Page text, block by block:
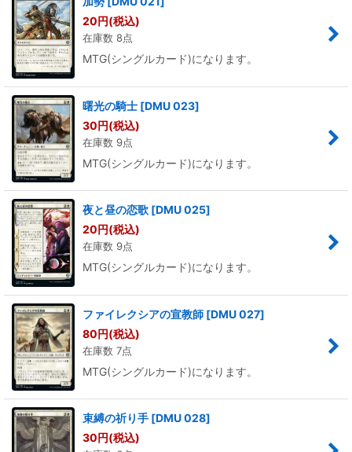
20円(税込)
在庫数 8点
MTG(シングルカード)になります。
曙光の騎士 [DMU 023]
30円(税込)
在庫数 9点
MTG(シングルカード)になります。
夜と昼の恋歌 [DMU 025]
20円(税込)
在庫数 9点
MTG(シングルカード)になります。
ファイレクシアの宣教師 [DMU 027]
80円(税込)
在庫数 7点
MTG(シングルカード)になります。
束縛の祈り手 [DMU 028]
30円(税込)